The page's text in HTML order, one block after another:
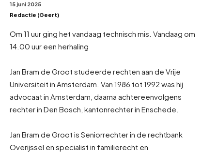
15 juni 2025
Redactie (Geert)
Om 11 uur ging het vandaag technisch mis. Vandaag om
14.00 uur een herhaling
Jan Bram de Groot studeerde rechten aan de Vrije
Universiteit in Amsterdam. Van 1986 tot 1992 was hij
advocaat in Amsterdam, daarna achtereenvolgens
rechter in Den Bosch, kantonrechter in Enschede.
Jan Bram de Groot is Seniorrechter in de rechtbank
Overijssel en specialist in familierecht en